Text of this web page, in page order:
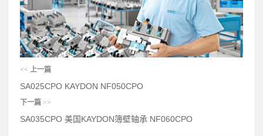
<< 上一篇
SA025CPO KAYDON NF050CPO
下一篇 >>
SA035CPO 美国KAYDON簿壁轴承 NF060CPO